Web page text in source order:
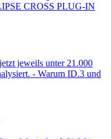
CROSS PLUG-IN